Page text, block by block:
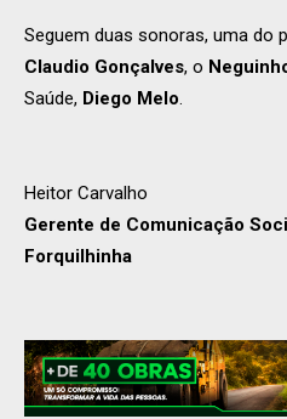
Seguem duas sonoras, uma do
Claudio Gonçalves, o
Saúde, Diego Melo.
Heitor Carvalho
Gerente de Comunicação
Forquilhinha